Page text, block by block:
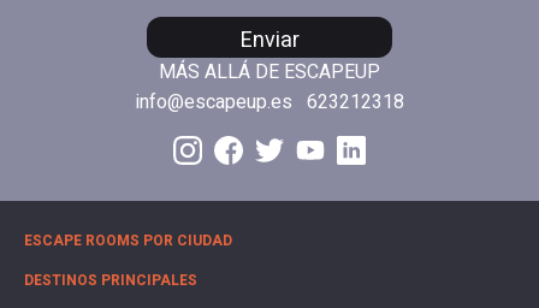
Enviar
MÁS ALLÁ DE ESCAPEUP
info@escapeup.es 623212318
ESCAPE ROOMS POR CIUDAD
DESTINOS PRINCIPALES